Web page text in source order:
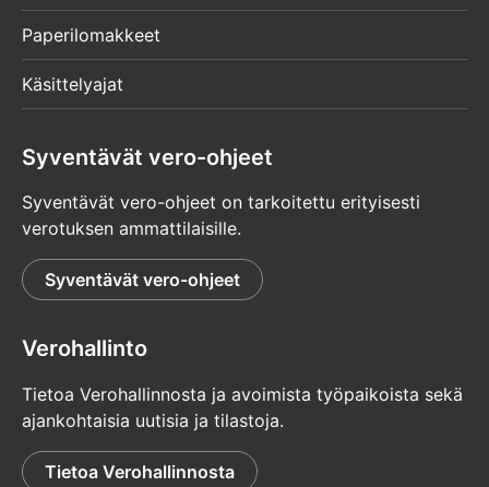
Paperilomakkeet
Käsittelyajat
Syventävät vero-ohjeet
Syventävät vero-ohjeet on tarkoitettu erityisesti
verotuksen ammattilaisille.
Syventävät vero-ohjeet
Verohallinto
Tietoa Verohallinnosta ja avoimista työpaikoista sekä
ajankohtaisia uutisia ja tilastoja.
Tietoa Verohallinnosta